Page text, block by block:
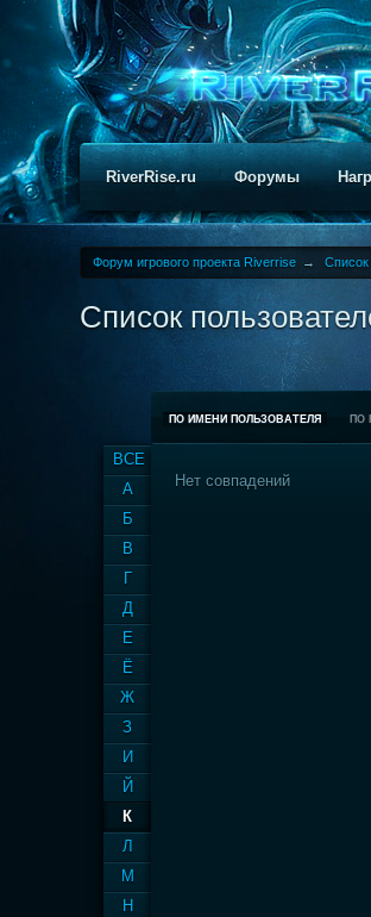
RiverRise.ru Форумы
Форум игрового проекта Riverrise → Список
Список
ВСЕ
А
Б
В
Г
Д
Е
Ё
Ж
З
И
Й
К
Л
М
Н
ПО ИМЕНИ ПОЛЬЗОВАТЕЛЯ ПО
Нет совпадений